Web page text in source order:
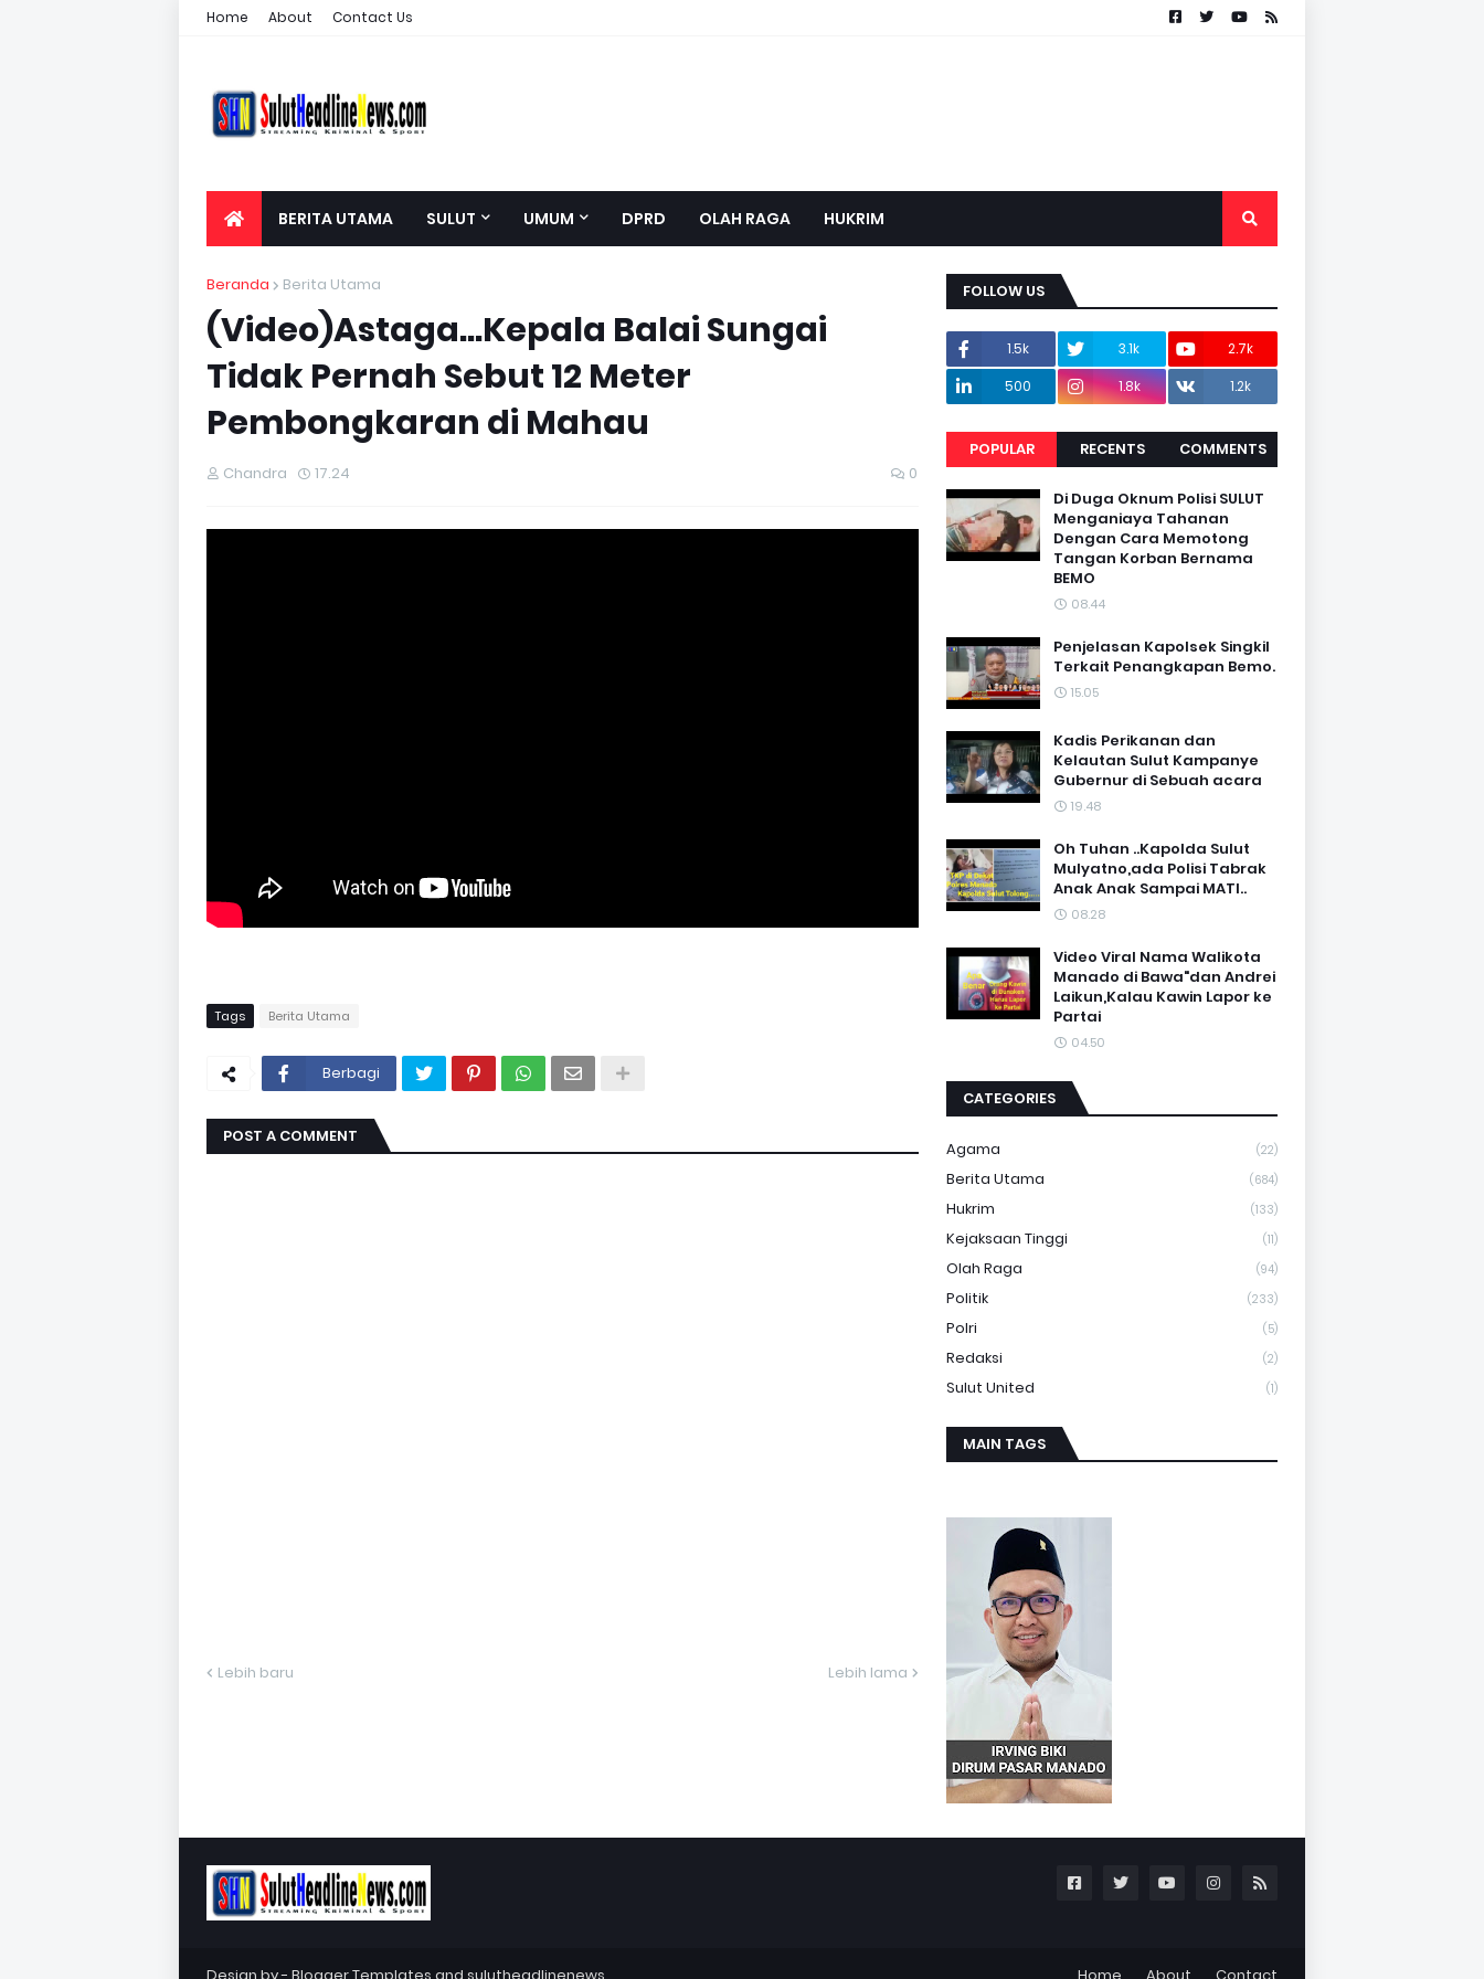
Home About Contact Us
BERITA UTAMA SULUT UMUM DPRD OLAH RAGA HUKRIM
Beranda Berita Utama
(Video)Astaga...Kepala Balai Sungai
Tidak Pernah Sebut 12 Meter
Pembongkaran di Mahau
Chandra 17.24 0
Tags Berita Utama
Berbagi
POST A COMMENT
Lebih baru Lebih lama
FOLLOW US
1.5k 3.1k
2.7k
500
1.8k 1.2k
POPULAR RECENTS COMMENTS
Di Duga Oknum Polisi SULUT
Menganiaya Tahanan
Dengan Cara Memotong
Tangan Korban Bernama
BEMO
08.44
Penjelasan Kapolsek Singkil
Terkait Penangkapan Bemo.
15.05
Kadis Perikanan dan
Kelautan Sulut Kampanye
Gubernur di Sebuah acara
19.48
Oh Tuhan ..Kapolda Sulut
Mulyatno,ada Polisi Tabrak
Anak Anak Sampai MATI..
08.28
Video Viral Nama Walikota
Manado di Bawa"dan Andrei
Laikun,Kalau Kawin Lapor ke
Partai
04.50
CATEGORIES
Agama (22)
Berita Utama (684)
Hukrim (133)
Kejaksaan Tinggi (11)
Olah Raga (94)
Politik (233)
Polri (5)
Redaksi (2)
Sulut United (1)
MAIN TAGS